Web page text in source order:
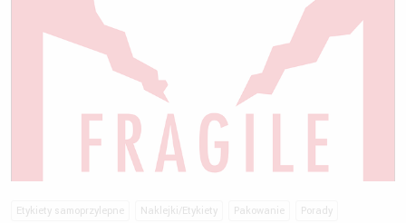
Etykiety samoprzylepne Naklejki/Etykiety Pakowanie Porady